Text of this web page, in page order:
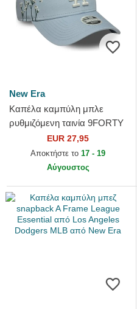
New Era
Καπέλα καμπύλη μπλε
ρυθμιζόμενη ταινία 9FORTY
Floral Icon από Los Angeles
Dodgers MLB από New Era
EUR 27,95
Αποκτήστε το 17 - 19
Αύγουστος